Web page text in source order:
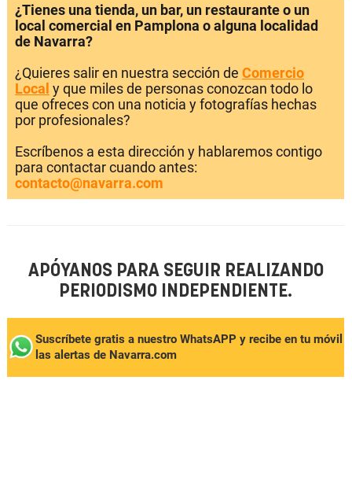
¿Tienes una tienda, un bar, un restaurante o un
local comercial en Pamplona o alguna localidad
de Navarra?
¿Quieres salir en nuestra sección de Comercio
Local y que miles de personas conozcan todo lo
que ofreces con una noticia y fotografías hechas
por profesionales?
Escríbenos a esta dirección y hablaremos contigo
para contactar cuando antes:
contacto@navarra.com
APÓYANOS PARA SEGUIR REALIZANDO
PERIODISMO INDEPENDIENTE.
Suscríbete gratis a nuestro WhatsAPP y recibe en tu móvil
las alertas de Navarra.com